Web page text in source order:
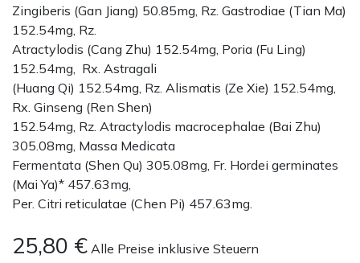
Zingiberis (Gan Jiang) 50.85mg, Rz. Gastrodiae (Tian Ma)
152.54mg, Rz.
Atractylodis (Cang Zhu) 152.54mg, Poria (Fu Ling)
152.54mg, Rx. Astragali
(Huang Qi) 152.54mg, Rz. Alismatis (Ze Xie) 152.54mg,
Rx. Ginseng (Ren Shen)
152.54mg, Rz. Atractylodis macrocephalae (Bai Zhu)
305.08mg, Massa Medicata
Fermentata (Shen Qu) 305.08mg, Fr. Hordei germinates
(Mai Ya)* 457.63mg,
Per. Citri reticulatae (Chen Pi) 457.63mg.
25,80 € Alle Preise inklusive Steuern